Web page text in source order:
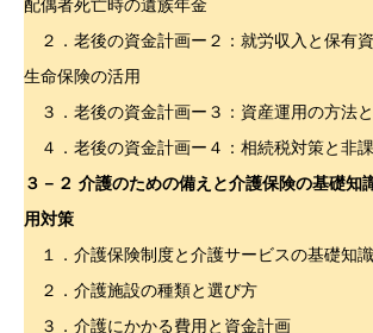
配偶者死亡時の遺族年金
２．老後の資金計画ー２：就労収入と保有資
生命保険の活用
３．老後の資金計画ー３：資産運用の方法
４．老後の資金計画ー４：相続税対策と非
３－２ 介護のための備えと介護保険の基礎知
用対策
１．介護保険制度と介護サービスの基礎知識
２．介護施設の種類と選び方
３．介護にかかる費用と資金計画